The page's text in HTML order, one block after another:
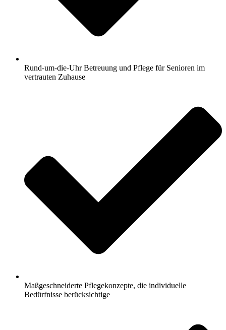
Rund-um-die-Uhr Betreuung und Pflege für Senioren im
vertrauten Zuhause
Maßgeschneiderte Pflegekonzepte, die individuelle
Bedürfnisse berücksichtige